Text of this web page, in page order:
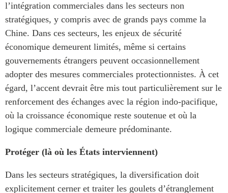
l’intégration commerciales dans les secteurs non
stratégiques, y compris avec de grands pays comme la
Chine. Dans ces secteurs, les enjeux de sécurité
économique demeurent limités, même si certains
gouvernements étrangers peuvent occasionnellement
adopter des mesures commerciales protectionnistes. À cet
égard, l’accent devrait être mis tout particulièrement sur le
renforcement des échanges avec la région indo-pacifique,
où la croissance économique reste soutenue et où la
logique commerciale demeure prédominante.
Protéger (là où les États interviennent)
Dans les secteurs stratégiques, la diversification doit
explicitement cerner et traiter les goulets d’étranglement